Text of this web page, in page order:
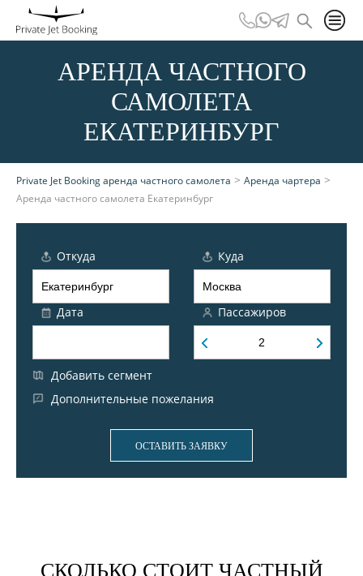
АРЕНДА ЧАСТНОГО
САМОЛЕТА
ЕКАТЕРИНБУРГ
Private Jet Booking аренда частного самолета > Аренда чартера >
Аренда частного самолета Екатеринбург
Откуда Куда
Дата Пассажиров
Добавить сегмент
Дополнительные пожелания
ОСТАВИТЬ ЗАЯВКУ
СКОЛЬКО СТОИТ ЧАСТНЫЙ